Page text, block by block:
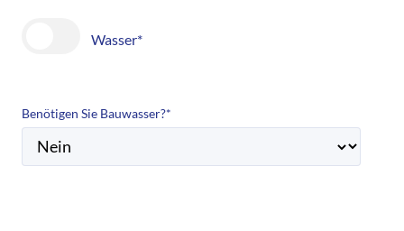
Wasser*
Benötigen Sie Bauwasser?*